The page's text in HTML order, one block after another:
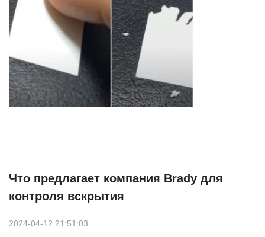
Что предлагает компания Brady для
контроля вскрытия
2024-04-12 21:51:03